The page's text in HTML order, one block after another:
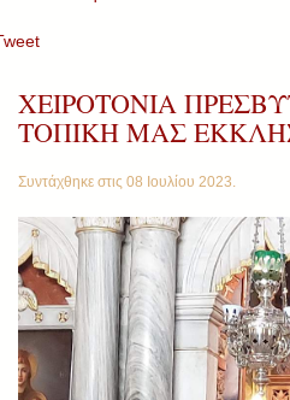
ΧΕΙΡΟΤΟΝΙΑ
ΤΟΠΙΚΗ ΜΑΣ
Συντάχθηκε στις 08 Ιουλίου 2023.